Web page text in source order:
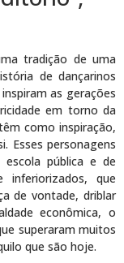
tradição de uma
de dançarinos
as gerações
em torno da
como inspiração,
Esses personagens
pública e de
inferiorizados, que
de vontade, driblar
econômica, o
superaram muitos
que são hoje.